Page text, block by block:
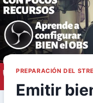
PREPARACIÓN DEL
Emitir